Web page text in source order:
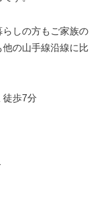
しの方もご家族の
の山手線沿線に比
徒歩7分